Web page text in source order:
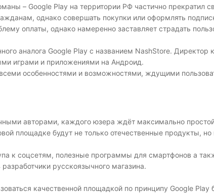
– Google Play на территории РФ частично прекратил
однако совершать покупки или оформлять
оплаты, однако намеренно заставляет страдать
аналога Google Play с названием NashStore.
играми и приложениями на Андроид.
особенностями и возможностями, ждущими
авторами, каждого юзера ждёт максимально
площадке будут не только отечественные продукты,
к соцсетям, полезные программы для смартфонов а
русскоязычного магазина.
качественной площадкой по принципу Google Play